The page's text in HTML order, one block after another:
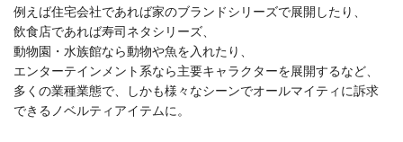
例えば住宅会社であれば家のブランドシリーズで展開したり、
飲食店であれば寿司ネタシリーズ、
動物園・水族館なら動物や魚を入れたり、
エンターテインメント系なら主要キャラクターを展開するなど、
多くの業種業態で、しかも様々なシーンでオールマイティに訴求
できるノベルティアイテムに。